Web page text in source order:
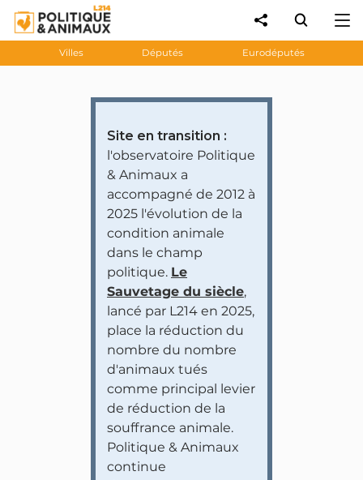
Villes Députés Eurodéputés
Site en transition :
l'observatoire Politique
& Animaux a
accompagné de 2012 à
2025 l'évolution de la
condition animale
dans le champ
politique. Le
Sauvetage du siècle,
lancé par L214 en 2025,
place la réduction du
nombre du nombre
d'animaux tués
comme principal levier
de réduction de la
souffrance animale.
Politique & Animaux
continue